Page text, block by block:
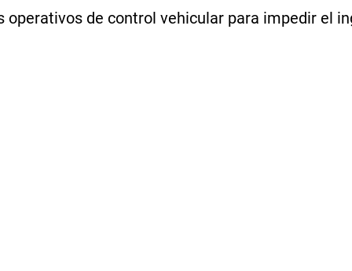
de control vehicular para impedir el